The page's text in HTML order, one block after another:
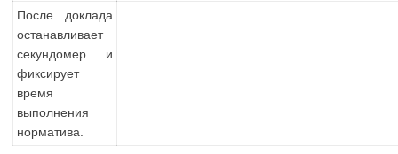
После доклада
останавливает
секундомер и
фиксирует
время
выполнения
норматива.